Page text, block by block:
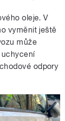
oleje. V
vyměnit ještě
může
uchycení
odpory